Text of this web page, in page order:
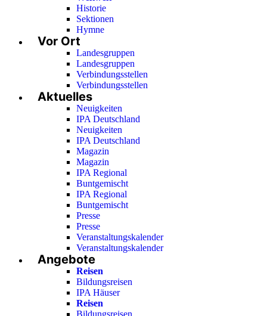
Historie
Sektionen
Hymne
Vor Ort
Landesgruppen
Landesgruppen
Verbindungsstellen
Verbindungsstellen
Aktuelles
Neuigkeiten
IPA Deutschland
Neuigkeiten
IPA Deutschland
Magazin
Magazin
IPA Regional
Buntgemischt
IPA Regional
Buntgemischt
Presse
Presse
Veranstaltungskalender
Veranstaltungskalender
Angebote
Reisen
Bildungsreisen
IPA Häuser
Reisen
Bildungsreisen